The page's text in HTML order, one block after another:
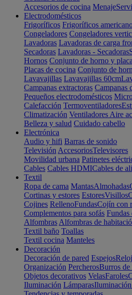
Accesorios de cocina Menaje
Electrodomésticos
Frigoríficos Frigoríficos
Congeladores Congeladores
Lavadoras Lavadoras de carga
Secadoras Lavadoras - Secadoras
Hornos Conjunto de horno y placa
Placas de cocina Conjunto de
Lavavajillas Lavavajillas 60cm
Campanas extractoras Campanas
Pequeños electrodomésticos
Calefacción Termoventiladores
Climatización Ventiladores Aire
Belleza y salud Cuidado cabello
Electrónica
Audio y hifi Barras de sonido
Televisión AccesoriosTelevisores
Movilidad urbana Patinetes
Cables Cables HDMICables de
Textil
Ropa de cama MantasAlmohadas
Cortinas y estores EstoresVisillos
Cojines RellenoFundasCojín con
Complementos para sofás Fundas
Alfombras Alfombras de
Textil baño Toallas
Textil cocina Manteles
Decoración
Decoración de pared Espejos
Organización PercherosBurros de
Objetos decorativos VelasFaroles
Iluminación Lámparas